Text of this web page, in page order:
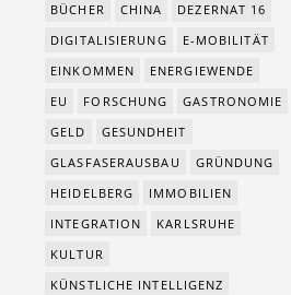
BÜCHER
CHINA
DEZERNAT 16
DIGITALISIERUNG
E-MOBILITÄT
EINKOMMEN
ENERGIEWENDE
EU
FORSCHUNG
GASTRONOMIE
GELD
GESUNDHEIT
GLASFASERAUSBAU
GRÜNDUNG
HEIDELBERG
IMMOBILIEN
INTEGRATION
KARLSRUHE
KULTUR
KÜNSTLICHE INTELLIGENZ